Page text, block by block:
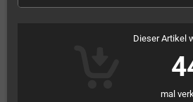
Dieser Artikel
mal